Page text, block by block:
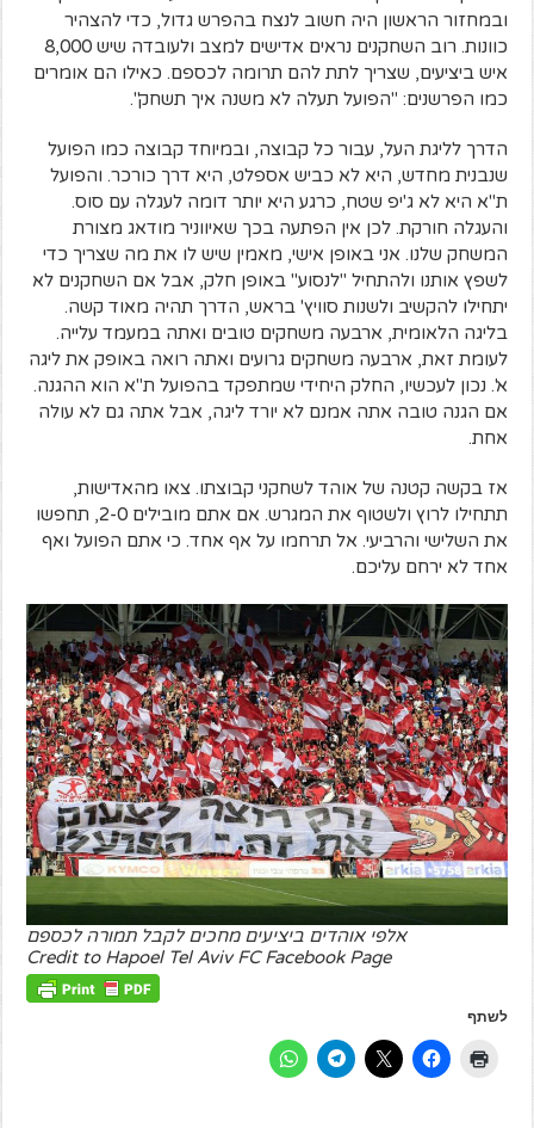
ובמחזור הראשון היה חשוב לנצח בהפרש גדול, כדי להצהיר
כוונות. רוב השחקנים נראים אדישים למצב ולעובדה שיש 8,000
איש ביציעים, שצריך לתת להם תרומה לכספם. כאילו הם אומרים
כמו הפרשנים: "הפועל תעלה לא משנה איך תשחק".
הדרך לליגת העל, עבור כל קבוצה, ובמיוחד קבוצה כמו הפועל
שנבנית מחדש, היא לא כביש אספלט, היא דרך כורכר. והפועל
ת"א היא לא ג'יפ שטח, כרגע היא יותר דומה לעגלה עם סוס.
והעגלה חורקת. לכן אין הפתעה בכך שאיווניר מודאג מצורת
המשחק שלנו. אני באופן אישי, מאמין שיש לו את מה שצריך כדי
לשפץ אותנו ולהתחיל "לנסוע" באופן חלק, אבל אם השחקנים לא
יתחילו להקשיב ולשנות סוויץ' בראש, הדרך תהיה מאוד קשה.
בליגה הלאומית, ארבעה משחקים טובים ואתה במעמד עלייה.
לעומת זאת, ארבעה משחקים גרועים ואתה רואה באופק את ליגה
א'. נכון לעכשיו, החלק היחידי שמתפקד בהפועל ת"א הוא ההגנה.
אם הגנה טובה אתה אמנם לא יורד ליגה, אבל אתה גם לא עולה
אחת.
אז בקשה קטנה של אוהד לשחקני קבוצתו. צאו מהאדישות,
תתחילו לרוץ ולשטוף את המגרש. אם אתם מובילים 2-0, תחפשו
את השלישי והרביעי. אל תרחמו על אף אחד. כי אתם הפועל ואף
אחד לא ירחם עליכם.
אלפי אוהדים ביציעים מחכים לקבל תמורה לכספם
Credit to Hapoel Tel Aviv FC Facebook Page
לשתף